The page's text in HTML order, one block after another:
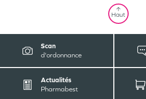
Haut
Scan
d'ordonnance
Actualités
Pharmabest